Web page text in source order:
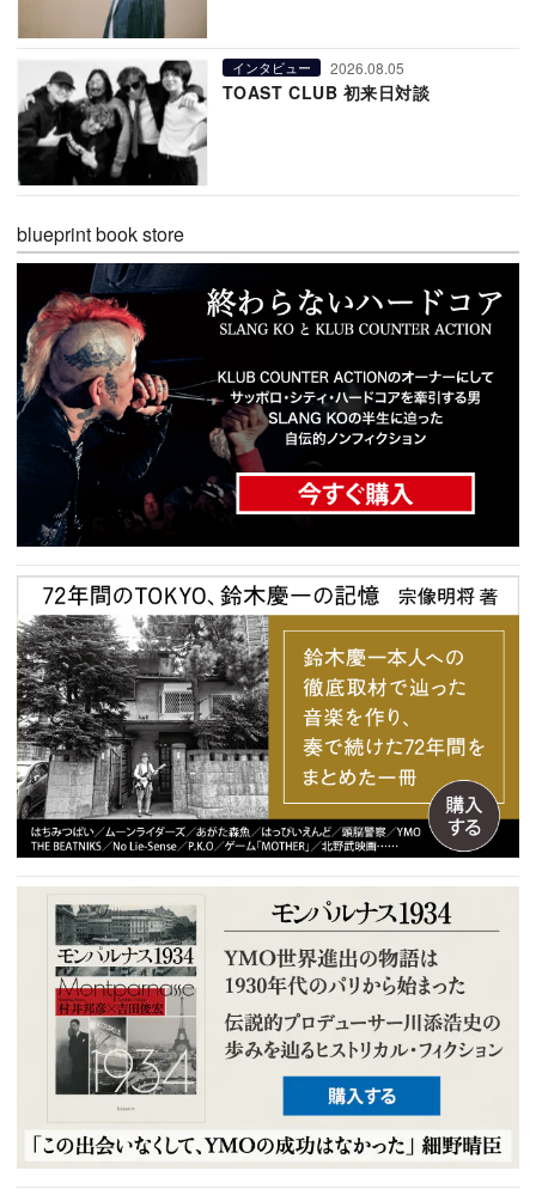
インタビュー 2026.08.05
TOAST CLUB 初来日対談
blueprint book store